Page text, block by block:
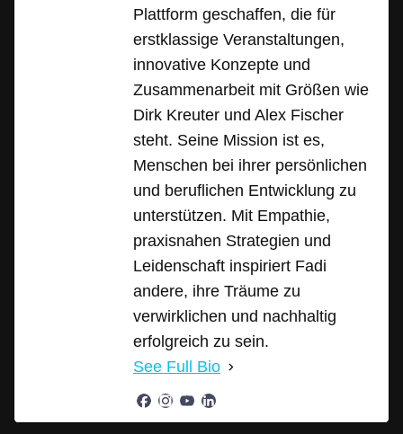
Plattform geschaffen, die für
erstklassige Veranstaltungen,
innovative Konzepte und
Zusammenarbeit mit Größen wie
Dirk Kreuter und Alex Fischer
steht. Seine Mission ist es,
Menschen bei ihrer persönlichen
und beruflichen Entwicklung zu
unterstützen. Mit Empathie,
praxisnahen Strategien und
Leidenschaft inspiriert Fadi
andere, ihre Träume zu
verwirklichen und nachhaltig
erfolgreich zu sein.
See Full Bio